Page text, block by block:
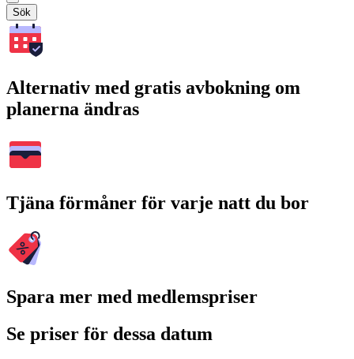
Sök
Alternativ med gratis avbokning om
planerna ändras
Tjäna förmåner för varje natt du bor
Spara mer med medlemspriser
Se priser för dessa datum